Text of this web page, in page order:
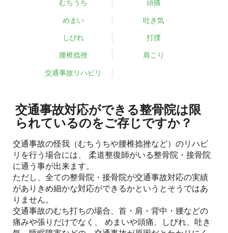
むちうち 頭痛
めまい 吐き気
しびれ 打撲
腰椎捻挫 肩こり
交通事故リハビリ
交通事故対応ができる整骨院は限
られているのをご存じですか？
交通事故の怪我（むちうちや腰椎捻挫など）のリハビ
リを行う場合には、 柔道整復師がいる整骨院・接骨院
に通う事が出来ます。
ただし、全ての整骨院・接骨院が交通事故対応の実績
がありきめ細かな対応ができるかというとそうではあ
りません。
交通事故のむち打ちの場合、首・肩・背中・腰などの
痛みや張りだけでなく、 めまいや頭痛、しびれ、吐き